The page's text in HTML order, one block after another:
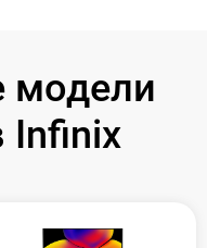
модели
Infinix